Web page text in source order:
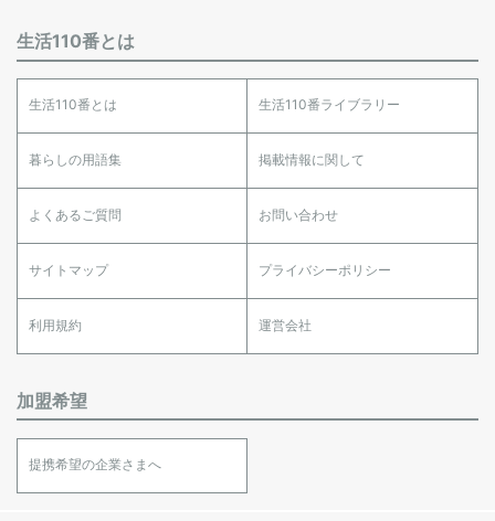
生活110番とは
生活110番とは 生活110番ライブラリー
暮らしの用語集 掲載情報に関して
よくあるご質問 お問い合わせ
サイトマップ プライバシーポリシー
利用規約 運営会社
加盟希望
提携希望の企業さまへ